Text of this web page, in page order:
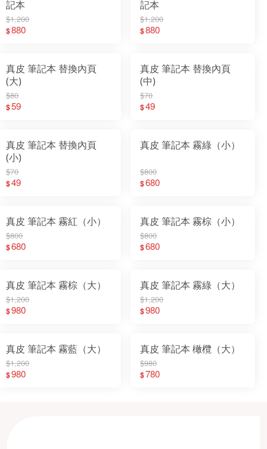
記本
$1,200
$880
記本
$1,200
$880
真皮 筆記本 替換內頁
(大)
$80
$59
真皮 筆記本 替換內頁
(中)
$70
$49
真皮 筆記本 替換內頁
(小)
$70
$49
真皮 筆記本 霧綠（小）
$800
$680
真皮 筆記本 霧紅（小）
$800
$680
真皮 筆記本 霧棕（小）
$800
$680
真皮 筆記本 霧棕（大）
$1,200
$980
真皮 筆記本 霧綠（大）
$1,200
$980
真皮 筆記本 霧藍（大）
$1,200
$980
真皮 筆記本 橄欖（大）
$980
$780